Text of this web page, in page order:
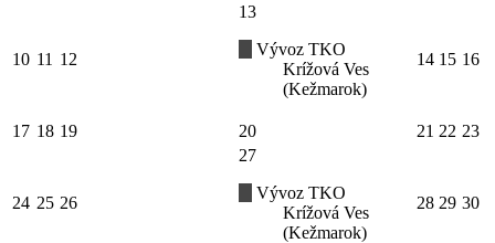
10 11 12
13
Vývoz TKO
Krížová Ves
(Kežmarok)
14 15 16
17 18 19 20 21 22 23
24 25 26
27
Vývoz TKO
Krížová Ves
(Kežmarok)
28 29 30